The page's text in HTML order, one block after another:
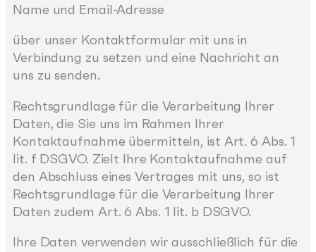
Name und Email-Adresse
über unser Kontaktformular mit uns in
Verbindung zu setzen und eine Nachricht an
uns zu senden.
Rechtsgrundlage für die Verarbeitung Ihrer
Daten, die Sie uns im Rahmen Ihrer
Kontaktaufnahme übermitteln, ist Art. 6 Abs. 1
lit. f DSGVO. Zielt Ihre Kontaktaufnahme auf
den Abschluss eines Vertrages mit uns, so ist
Rechtsgrundlage für die Verarbeitung Ihrer
Daten zudem Art. 6 Abs. 1 lit. b DSGVO.
Ihre Daten verwenden wir ausschließlich für die